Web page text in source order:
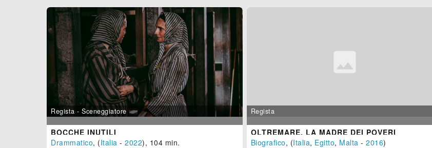
Regista - Sceneggiatore
BOCCHE INUTILI
Drammatico, (Italia - 2022), 104 min.
Regista
OLTREMARE, LA MADRE DEI POVERI
Biografico, (Italia, Egitto, Malta -2016)